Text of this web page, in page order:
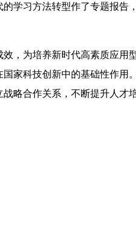
学习方法转型作了专题报告
，为培养新时代高素质应用
家科技创新中的基础性作用
略合作关系，不断提升人才